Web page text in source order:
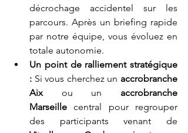
décrochage accidentel sur les
parcours. Après un briefing rapide
par notre équipe, vous évoluez en
totale autonomie.
Un point de ralliement stratégique
: Si vous cherchez un accrobranche
Aix ou un accrobranche
Marseille central pour regrouper